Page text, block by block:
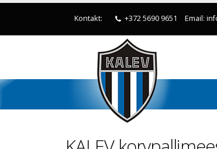
Kontakt: +372 5690 9651 Email: